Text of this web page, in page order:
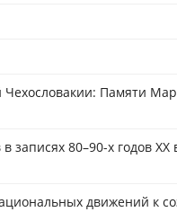
Чехословакии: Памяти
80–90-х годов XX
движений к